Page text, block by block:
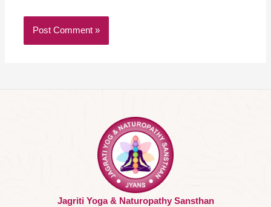
Jagriti Yoga & Naturopathy Sansthan